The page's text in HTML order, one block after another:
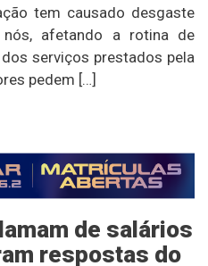
tem causado desgaste
afetando a rotina de
serviços prestados pela
pedem […]
de salários
respostas do